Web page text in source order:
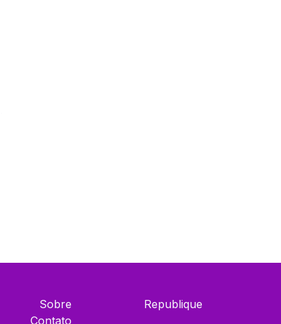
Sobre
Contato
Republique